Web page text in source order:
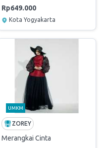
Rp649.000
Kota Yogyakarta
UMKM
ZOREY
Merangkai Cinta